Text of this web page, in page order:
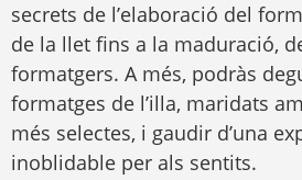
secrets de l’elaboració del
de la llet fins a la maduració,
formatgers. A més, podràs
formatges de l’illa, maridats
més selectes, i gaudir d’una
inoblidable per als sentits.